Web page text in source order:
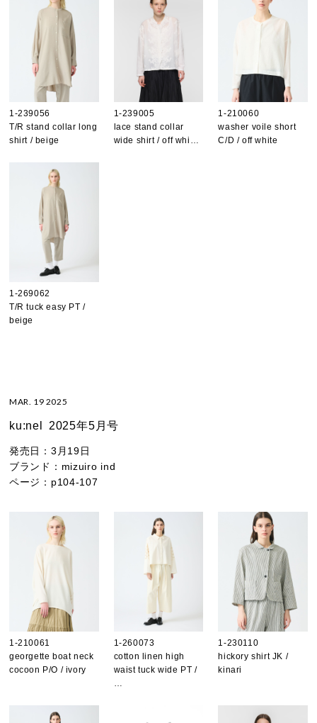
1-239056
T/R stand collar long
shirt / beige
1-239005
lace stand collar
wide shirt / off whi…
1-210060
washer voile short
C/D / off white
1-269062
T/R tuck easy PT /
beige
MAR. 19 2025
ku:nel 2025年5月号
発売日： 3月19日
ブランド： mizuiro ind
ページ： p104-107
1-210061
georgette boat neck
cocoon P/O / ivory
1-260073
cotton linen high
waist tuck wide PT /
1-230110
hickory shirt JK /
kinari